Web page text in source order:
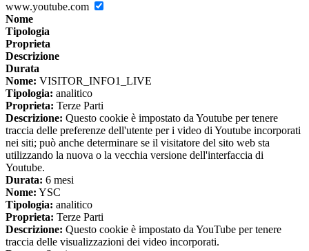
www.youtube.com
Nome
Tipologia
Proprieta
Descrizione
Durata
Nome: VISITOR_INFO1_LIVE
Tipologia: analitico
Proprieta: Terze Parti
Descrizione: Questo cookie è impostato da Youtube per tenere
traccia delle preferenze dell'utente per i video di Youtube incorporati
nei siti; può anche determinare se il visitatore del sito web sta
utilizzando la nuova o la vecchia versione dell'interfaccia di
Youtube.
Durata: 6 mesi
Nome: YSC
Tipologia: analitico
Proprieta: Terze Parti
Descrizione: Questo cookie è impostato da YouTube per tenere
traccia delle visualizzazioni dei video incorporati.